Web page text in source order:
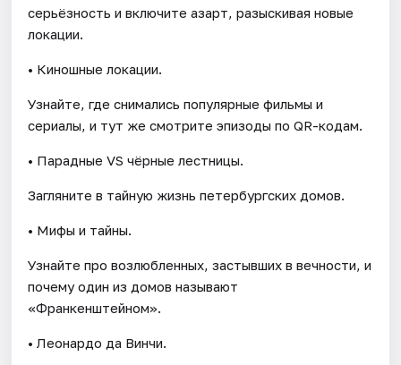
серьёзность и включите азарт, разыскивая новые
локации.
• Киношные локации.
Узнайте, где снимались популярные фильмы и
сериалы, и тут же смотрите эпизоды по QR-кодам.
• Парадные VS чёрные лестницы.
Загляните в тайную жизнь петербургских домов.
• Мифы и тайны.
Узнайте про возлюбленных, застывших в вечности, и
почему один из домов называют
«Франкенштейном».
• Леонардо да Винчи.